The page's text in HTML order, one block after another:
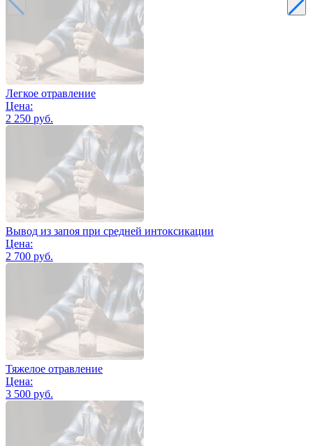
Легкое отравление
Цена:
2 250 руб.
Вывод из запоя при средней интоксикации
Цена:
2 700 руб.
Тяжелое отравление
Цена:
3 500 руб.